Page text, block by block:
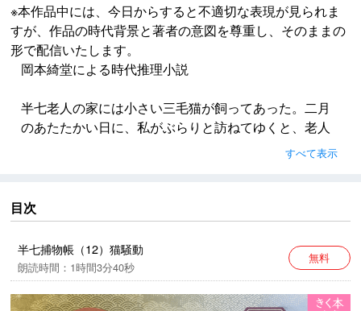
※本作品中には、今日からすると不適切な表現が見られま
すが、作品の時代背景と著者の意図を尊重し、そのままの
形で配信いたします。
岡本綺堂による時代推理小説
半七老人の家には小さい三毛猫が飼ってあった。二月
のあたたかい日に、私がぶらりと訪ねてゆくと、老人
は南向きの濡縁に出て、自分の膝の上にうずくまって
いる小さい動物の柔らかそうな背をなでていた。
「まだ子供ですから」と、老人は笑っていた。「鼠を
捕る知恵もまだ出ないんです」
※本作品中には、今日からすると不適切な表現が見られ
ますが、作品の時代背景と著者の意図を尊重し、その
ままの形で配信いたします。
すべて表示
目次
半七捕物帳（12）猫騒動
朗読時間：1時間3分40秒
無料